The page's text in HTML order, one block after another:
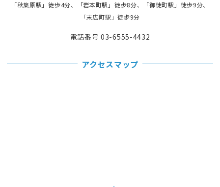
「秋葉原駅」徒歩4分、「岩本町駅」徒歩8分、「御徒町駅」徒歩9分、
「末広町駅」徒歩9分
電話番号 03-6555-4432
アクセスマップ